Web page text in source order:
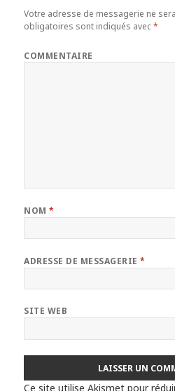
Votre adresse de messagerie ne
obligatoires sont indiqués avec*
COMMENTAIRE
NOM*
ADRESSE DE MESSAGERIE*
SITE WEB
Ce site utilise Akismet pour